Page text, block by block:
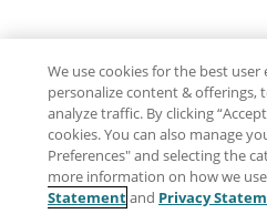
We use cookies for the best
personalize content & offerings,
analyze traffic. By clicking
cookies. You can also manage
Preferences" and selecting the
more information on how we
Statementand Privacy